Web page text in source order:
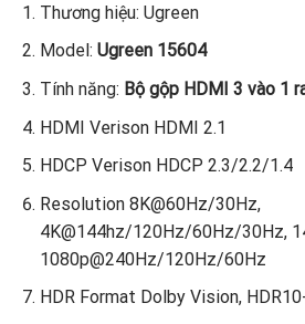
Thương hiệu: Ugreen
Model: Ugreen 15604
Tính năng: Bộ gộp HDMI 3 vào 1
HDMI Verison HDMI 2.1
HDCP Verison HDCP 2.3/2.2/1.4
Resolution 8K@60Hz/30Hz,
4K@144hz/120Hz/60Hz/30Hz,
1080p@240Hz/120Hz/60Hz
HDR Format Dolby Vision,